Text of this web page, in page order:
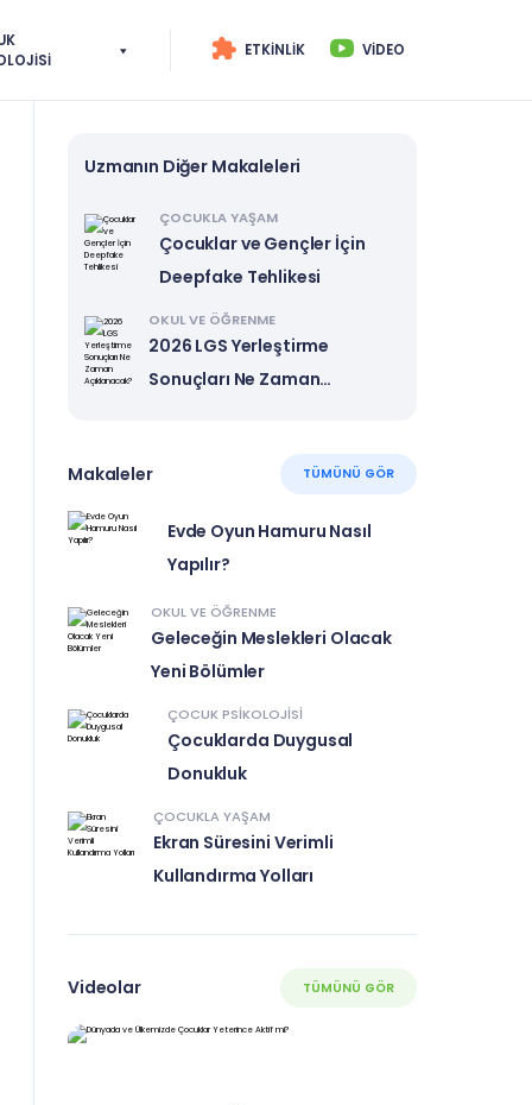
ETKINLIK VIDEO
Uzmanın Diğer Makaleleri
ÇOCUKLA YAŞAM
Çocuklar ve Gençler İçin
Deepfake Tehlikesi
OKUL VE ÖĞRENME
2026 LGS Yerleştirme
Sonuçları Ne Zaman
Makaleler TÜMÜNÜ GÖR
Evde Oyun Hamuru Nasıl
Yapılır?
OKUL VE ÖĞRENME
Geleceğin Meslekleri Olacak
Yeni Bölümler
ÇOCUK PSIKOLOJISI
Çocuklarda Duygusal
Donukluk
ÇOCUKLA YAŞAM
Ekran Süresini Verimli
Kullandırma Yolları
Videolar TÜMÜNÜ GÖR